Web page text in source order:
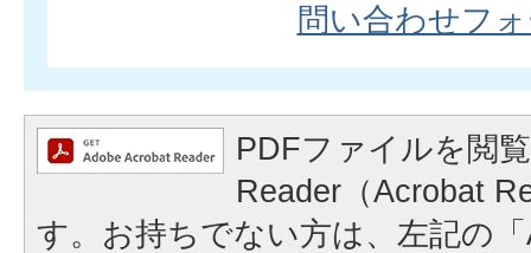
問い合わせフ
PDFファイルを閲
Reader（Acrobat
す。お持ちでない方は、左記の